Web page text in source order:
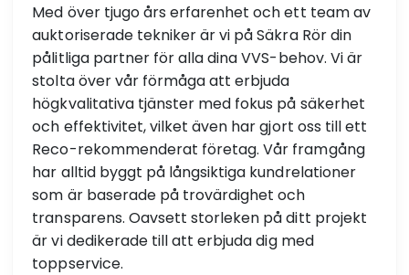
Med över tjugo års erfarenhet och ett team av
auktoriserade tekniker är vi på Säkra Rör din
pålitliga partner för alla dina VVS-behov. Vi är
stolta över vår förmåga att erbjuda
högkvalitativa tjänster med fokus på säkerhet
och effektivitet, vilket även har gjort oss till ett
Reco-rekommenderat företag. Vår framgång
har alltid byggt på långsiktiga kundrelationer
som är baserade på trovärdighet och
transparens. Oavsett storleken på ditt projekt
är vi dedikerade till att erbjuda dig med
toppservice.